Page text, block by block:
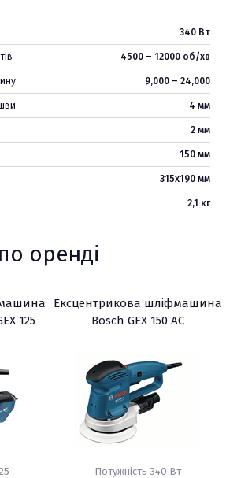
340 Вт
4500 – 12000 об/хв
9,000 – 24,000
4 мм
2 мм
150 мм
315х190 мм
2,1 кг
оренді
125
Ексцентрикова шліфмашина
Bosch GEX 150 AC
Потужність 340 Вт